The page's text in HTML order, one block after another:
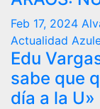
Feb 17, 2024
Actualidad
Edu
sabe que
día a la U»